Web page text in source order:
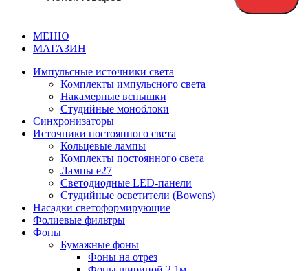
МЕНЮ
МАГАЗИН
Импульсные источники света
Комплекты импульсного света
Накамерные вспышки
Студийные моноблоки
Синхронизаторы
Источники постоянного света
Кольцевые лампы
Комплекты постоянного света
Лампы e27
Светодиодные LED-панели
Студийные осветители (Bowens)
Насадки светоформирующие
Фолиевые фильтры
Фоны
Бумажные фоны
Фоны на отрез